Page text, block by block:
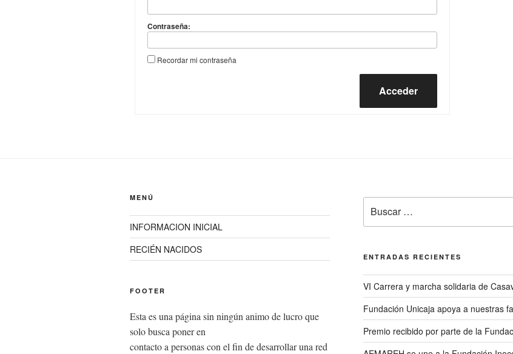
Contraseña:
Recordar mi contraseña
Acceder
MENÚ
INFORMACION INICIAL
RECIÉN NACIDOS
FOOTER
Esta es una página sin ningún animo de lucro que
solo busca poner en
contacto a personas con el fin de desarrollar una red
por:
ENTRADAS RECIENTES
VI Carrera y marcha solidaria de
Fundación Unicaja apoya a nuestras
Premio recibido por parte de la